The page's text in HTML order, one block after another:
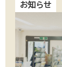
お知らせ